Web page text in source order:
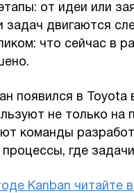
от идеи или
задач двигаются
что сейчас в
появился в Toyota
не только на
команды
где
Kanban читайте